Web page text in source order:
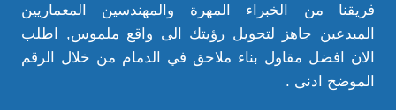
فريقنا من الخبراء المهرة والمهندسين المعماريين
المبدعين جاهز لتحويل رؤيتك الى واقع ملموس, اطلب
الان افضل مقاول بناء ملاحق في الدمام من خلال الرقم
الموضح ادنى .